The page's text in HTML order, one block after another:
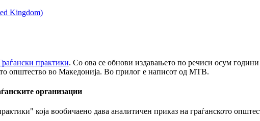
практики. Со ова се обнови издавањето по речиси осум
општество во Македонија. Во прилог е написот од МТВ.
организации
која вообичаено дава аналитичен приказ на граѓанското